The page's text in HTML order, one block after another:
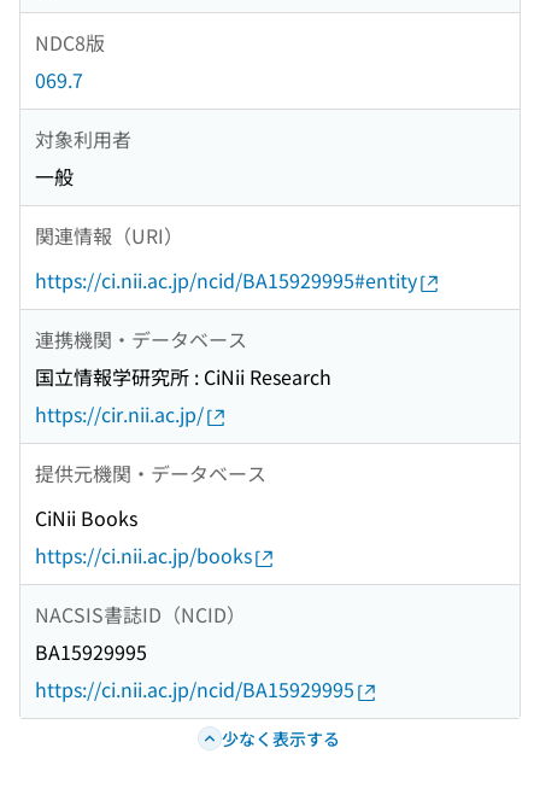
NDC8版
069.7
対象利用者
一般
関連情報（URI）
https://ci.nii.ac.jp/ncid/BA15929995#entity
連携機関・データベース
国立情報学研究所 : CiNii Research
https://cir.nii.ac.jp/
提供元機関・データベース
CiNii Books
https://ci.nii.ac.jp/books
NACSIS書誌ID（NCID）
BA15929995
https://ci.nii.ac.jp/ncid/BA15929995
少なく表示する